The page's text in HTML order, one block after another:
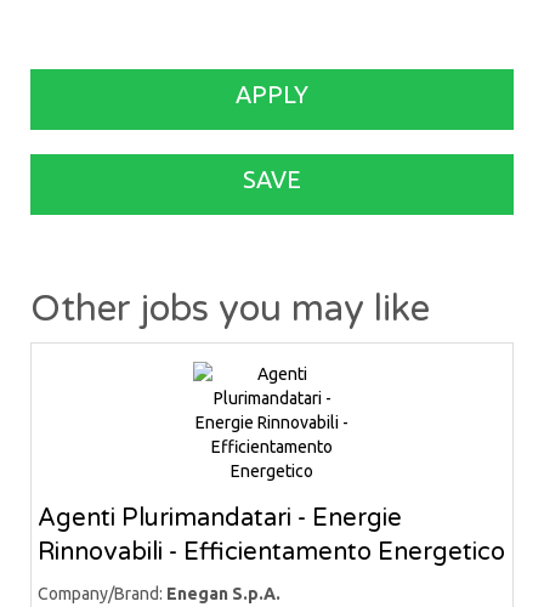
APPLY
SAVE
Other jobs you may like
Agenti Plurimandatari - Energie
Rinnovabili - Efficientamento Energetico
Company/Brand: Enegan S.p.A.